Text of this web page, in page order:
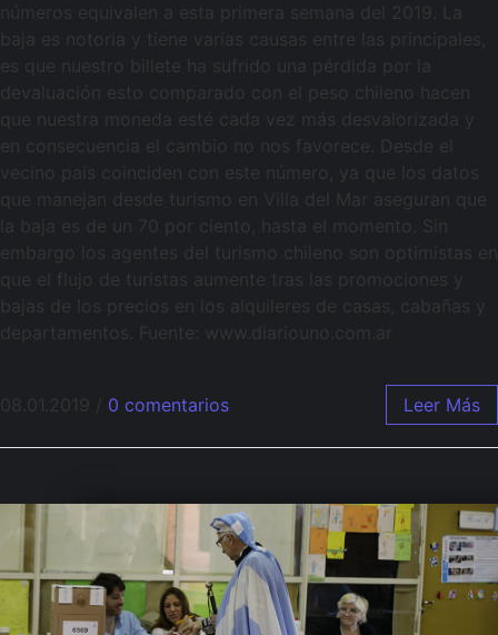
números equivalen a esta primera semana del 2019. La
baja es notoria y tiene varias causas entre las principales,
es que nuestro billete ha sufrido una pérdida por la
devaluación esto comparado con el peso chileno hacen
que nuestra moneda esté cada vez más desvalorizada y
en consecuencia el cambio no nos favorece. Desde el
vecino país coinciden con este número, ya que los datos
que manejan desde turismo en Villa del Mar aseguran que
la baja es de un 70 por ciento, hasta el momento. Sin
embargo los agentes del turismo chileno son optimistas en
que el flujo de turistas aumente tras las promociones y
bajas de los precios en los alquileres de casas, cabañas y
departamentos. Fuente: www.diariouno.com.ar
08.01.2019 0 comentarios Leer Más